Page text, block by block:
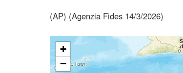
(AP) (Agenzia Fides 14/3/2026)
+
−